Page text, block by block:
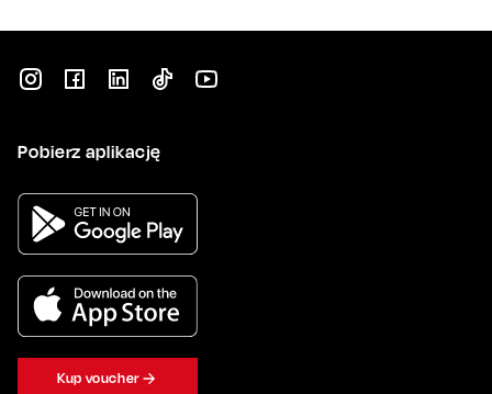
Pobierz aplikację
Kup voucher